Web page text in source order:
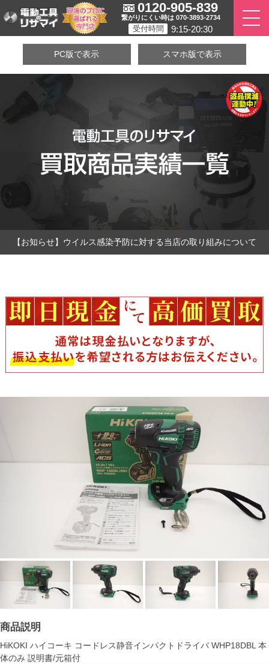
0120-905-839
繋がりにくい時は 070-3893-2734
受付時間 9:15-20:30
PC版で表示 スマホ版で表示
【お知らせ】ウイルス感染予防に対する当店の取り組みについて
商品説明
HiKOKI ハイコーキ コードレス静音インパクトドライバ WHP18DBL 本
体のみ 説明書/元箱付